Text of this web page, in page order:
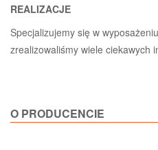
REALIZACJE
Specjalizujemy się w
zrealizowaliśmy wiele ciekawych
O PRODUCENCIE